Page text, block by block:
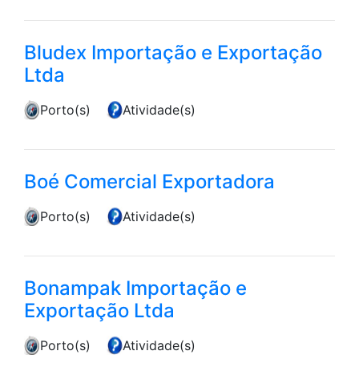
Bludex Importação e Exportação
Ltda
Porto(s) Atividade(s)
Boé Comercial Exportadora
Porto(s) Atividade(s)
Bonampak Importação e
Exportação Ltda
Porto(s) Atividade(s)